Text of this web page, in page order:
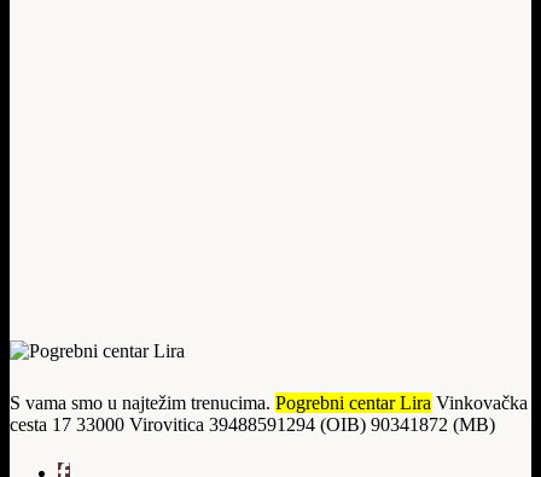
S vama smo u najtežim trenucima. Pogrebni centar Lira Vinkovačka
cesta 17 33000 Virovitica 39488591294 (OIB) 90341872 (MB)